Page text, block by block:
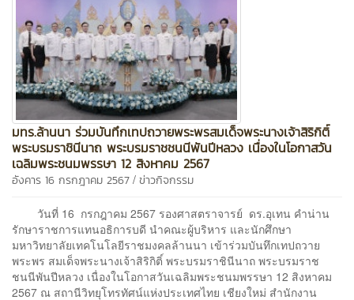
มทร.ล้านนา ร่วมบันทึกเทปถวายพระพรสมเด็จพระนางเจ้าสิริกิติ์
พระบรมราชินีนาถ พระบรมราชชนนีพันปีหลวง เนื่องในโอกาสวัน
เฉลิมพระชนมพรรษา 12 สิงหาคม 2567
อังคาร 16 กรกฎาคม 2567 / ข่าวกิจกรรม
วันที่ 16 กรกฎาคม 2567 รองศาสตราจารย์ ดร.อุเทน คำน่าน
รักษาราชการแทนอธิการบดี นำคณะผู้บริหาร และนักศึกษา
มหาวิทยาลัยเทคโนโลยีราชมงคลล้านนา เข้าร่วมบันทึกเทปถวาย
พระพร สมเด็จพระนางเจ้าสิริกิติ์ พระบรมราชินีนาถ พระบรมราช
ชนนีพันปีหลวง เนื่องในโอกาสวันเฉลิมพระชนมพรรษา 12 สิงหาคม
2567 ณ สถานีวิทยุโทรทัศน์แห่งประเทศไทย เชียงใหม่ สำนักงาน